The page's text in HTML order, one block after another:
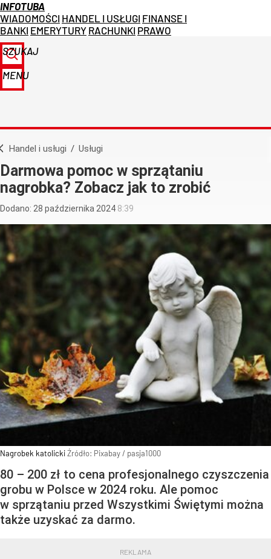
INFOTUBA
WIADOMOŚCI HANDEL I USŁUGI FINANSE I
BANKI EMERYTURY RACHUNKI PRAWO
SZUKAJ
MENU
Handel i usługi / Usługi
Darmowa pomoc w sprzątaniu
nagrobka? Zobacz jak to zrobić
Dodano: 28 października 2024 8:39
Nagrobek katolickiŹródło: Pixabay/ pasja1000
80 – 200 zł to cena profesjonalnego czyszczenia
grobu w Polsce w 2024 roku. Ale pomoc
w sprzątaniu przed Wszystkimi Świętymi można
także uzyskać za darmo.